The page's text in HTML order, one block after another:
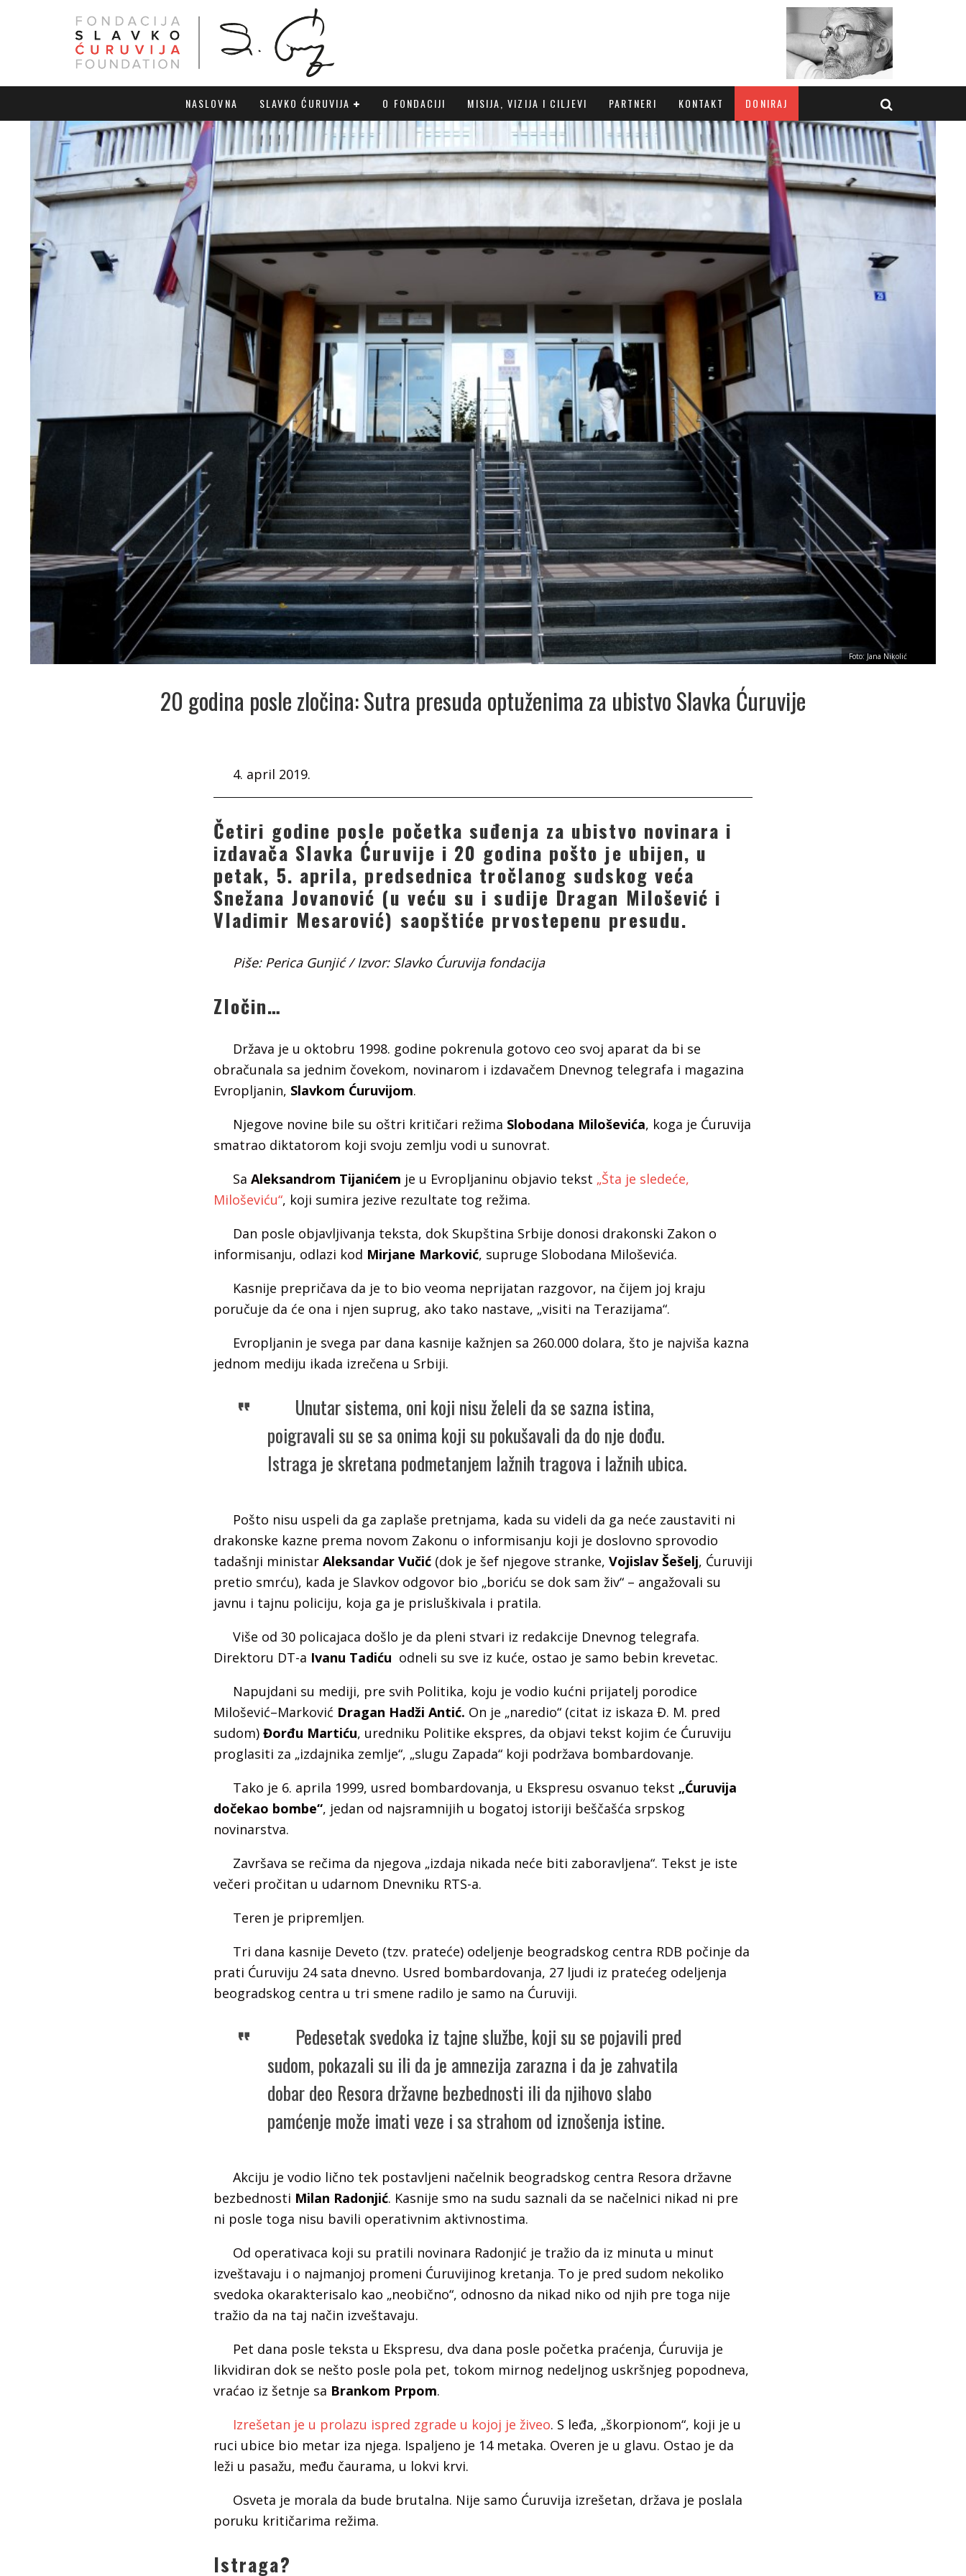
NASLOVNA SLAVKO ĆURUVIJA O FONDACIJI MISIJA, VIZIJA I CILJEVI PARTNERI KONTAKT DONIRAJ
Foto: Jana Nikolić
20 godina posle zločina: Sutra presuda optuženima za ubistvo Slavka Ćuruvije
4. april 2019.
Četiri godine posle početka suđenja za ubistvo novinara i
izdavača Slavka Ćuruvije i 20 godina pošto je ubijen, u
petak, 5. aprila, predsednica tročlanog sudskog veća
Snežana Jovanović (u veću su i sudije Dragan Milošević i
Vladimir Mesarović) saopštiće prvostepenu presudu.
Piše: Perica Gunjić /Izvor: Slavko Ćuruvija fondacija
Zločin…
Država je u oktobru 1998. godine pokrenula gotovo ceo svoj aparat da bi se
obračunala sa jednim čovekom, novinarom i izdavačem Dnevnog telegrafa i magazina
Evropljanin, Slavkom Ćuruvijom.
Njegove novine bile su oštri kritičari režima Slobodana Miloševića, koga je Ćuruvija
smatrao diktatorom koji svoju zemlju vodi u sunovrat.
Sa Aleksandrom Tijanićem je u Evropljaninu objavio tekst „Šta je sledeće,
Miloševiću“, koji sumira jezive rezultate tog režima.
Dan posle objavljivanja teksta, dok Skupština Srbije donosi drakonski Zakon o
informisanju, odlazi kod Mirjane Marković, supruge Slobodana Miloševića.
Kasnije prepričava da je to bio veoma neprijatan razgovor, na čijem joj kraju
poručuje da će ona i njen suprug, ako tako nastave, „visiti na Terazijama“.
Evropljanin je svega par dana kasnije kažnjen sa 260.000 dolara, što je najviša kazna
jednom mediju ikada izrečena u Srbiji.
Unutar sistema, oni koji nisu želeli da se sazna istina,
poigravali su se sa onima koji su pokušavali da do nje dođu.
Istraga je skretana podmetanjem lažnih tragova i lažnih ubica.
Pošto nisu uspeli da ga zaplaše pretnjama, kada su videli da ga neće zaustaviti ni
drakonske kazne prema novom Zakonu o informisanju koji je doslovno sprovodio
tadašnji ministar Aleksandar Vučić (dok je šef njegove stranke, Vojislav Šešelj, Ćuruviji
pretio smrću), kada je Slavkov odgovor bio „boriću se dok sam živ“ – angažovali su
javnu i tajnu policiju, koja ga je prisluškivala i pratila.
Više od 30 policajaca došlo je da pleni stvari iz redakcije Dnevnog telegrafa.
Direktoru DT-a Ivanu Tadiću odneli su sve iz kuće, ostao je samo bebin krevetac.
Napujdani su mediji, pre svih Politika, koju je vodio kućni prijatelj porodice
Milošević–Marković Dragan Hadži Antić. On je „naredio“ (citat iz iskaza Đ. M. pred
sudom) Đorđu Martiću, uredniku Politike ekspres, da objavi tekst kojim će Ćuruviju
proglasiti za „izdajnika zemlje“, „slugu Zapada“ koji podržava bombardovanje.
Tako je 6. aprila 1999, usred bombardovanja, u Ekspresu osvanuo tekst „Ćuruvija
dočekao bombe“, jedan od najsramnijih u bogatoj istoriji beščašća srpskog
novinarstva.
Završava se rečima da njegova „izdaja nikada neće biti zaboravljena“. Tekst je iste
večeri pročitan u udarnom Dnevniku RTS-a.
Teren je pripremljen.
Tri dana kasnije Deveto (tzv. prateće) odeljenje beogradskog centra RDB počinje da
prati Ćuruviju 24 sata dnevno. Usred bombardovanja, 27 ljudi iz pratećeg odeljenja
beogradskog centra u tri smene radilo je samo na Ćuruviji.
Pedesetak svedoka iz tajne službe, koji su se pojavili pred
sudom, pokazali su ili da je amnezija zarazna i da je zahvatila
dobar deo Resora državne bezbednosti ili da njihovo slabo
pamćenje može imati veze i sa strahom od iznošenja istine.
Akciju je vodio lično tek postavljeni načelnik beogradskog centra Resora državne
bezbednosti Milan Radonjić. Kasnije smo na sudu saznali da se načelnici nikad ni pre
ni posle toga nisu bavili operativnim aktivnostima.
Od operativaca koji su pratili novinara Radonjić je tražio da iz minuta u minut
izveštavaju i o najmanjoj promeni Ćuruvijinog kretanja. To je pred sudom nekoliko
svedoka okarakterisalo kao „neobično“, odnosno da nikad niko od njih pre toga nije
tražio da na taj način izveštavaju.
Pet dana posle teksta u Ekspresu, dva dana posle početka praćenja, Ćuruvija je
likvidiran dok se nešto posle pola pet, tokom mirnog nedeljnog uskršnjeg popodneva,
vraćao iz šetnje sa Brankom Prpom.
Izrešetan je u prolazu ispred zgrade u kojoj je živeo. S leđa, „škorpionom“, koji je u
ruci ubice bio metar iza njega. Ispaljeno je 14 metaka. Overen je u glavu. Ostao je da
leži u pasažu, među čaurama, u lokvi krvi.
Osveta je morala da bude brutalna. Nije samo Ćuruvija izrešetan, država je poslala
poruku kritičarima režima.
Istraga?